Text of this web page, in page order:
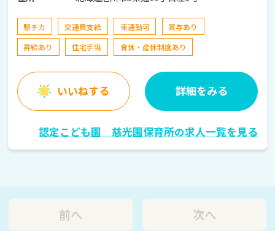
駅チカ 交通費支給 車通勤可
賞与あり
昇給あり
住宅手当 育休・産休制度あり
いいねする 詳細をみる
認定こども園 慈光園保育所の求人一覧を見る
前へ 次へ